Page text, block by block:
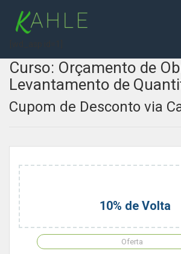
Curso: Orçamento de
Levantamento de
Cupom de Desconto via
10% de Volta
Oferta